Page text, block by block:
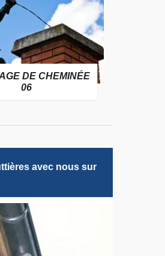
DE CHEMINÉE
06
avec nous sur